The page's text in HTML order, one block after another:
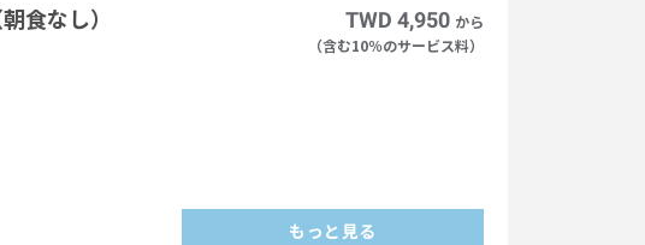
食なし） TWD 4,950 から
（含む10％のサービス料）
もっと見る